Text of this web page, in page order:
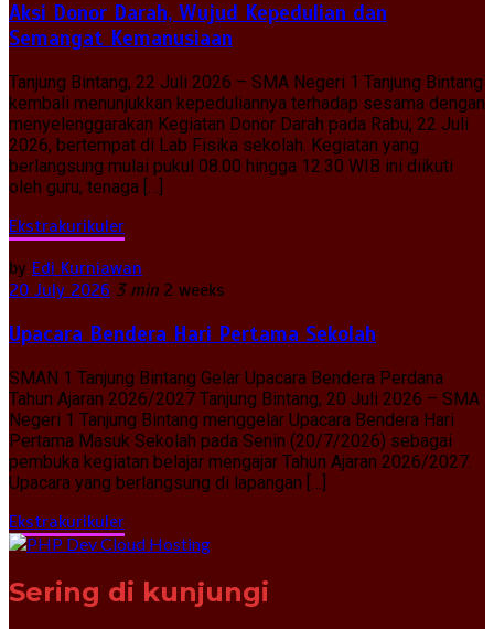
Aksi Donor Darah, Wujud Kepedulian dan
Semangat Kemanusiaan
Tanjung Bintang, 22 Juli 2026 – SMA Negeri 1 Tanjung Bintang
kembali menunjukkan kepeduliannya terhadap sesama dengan
menyelenggarakan Kegiatan Donor Darah pada Rabu, 22 Juli
2026, bertempat di Lab Fisika sekolah. Kegiatan yang
berlangsung mulai pukul 08.00 hingga 12.30 WIB ini diikuti
oleh guru, tenaga […]
Ekstrakurikuler
by Edi Kurniawan
20 July 2026 3 min 2 weeks
Upacara Bendera Hari Pertama Sekolah
SMAN 1 Tanjung Bintang Gelar Upacara Bendera Perdana
Tahun Ajaran 2026/2027 Tanjung Bintang, 20 Juli 2026 – SMA
Negeri 1 Tanjung Bintang menggelar Upacara Bendera Hari
Pertama Masuk Sekolah pada Senin (20/7/2026) sebagai
pembuka kegiatan belajar mengajar Tahun Ajaran 2026/2027.
Upacara yang berlangsung di lapangan […]
Ekstrakurikuler
Sering di kunjungi